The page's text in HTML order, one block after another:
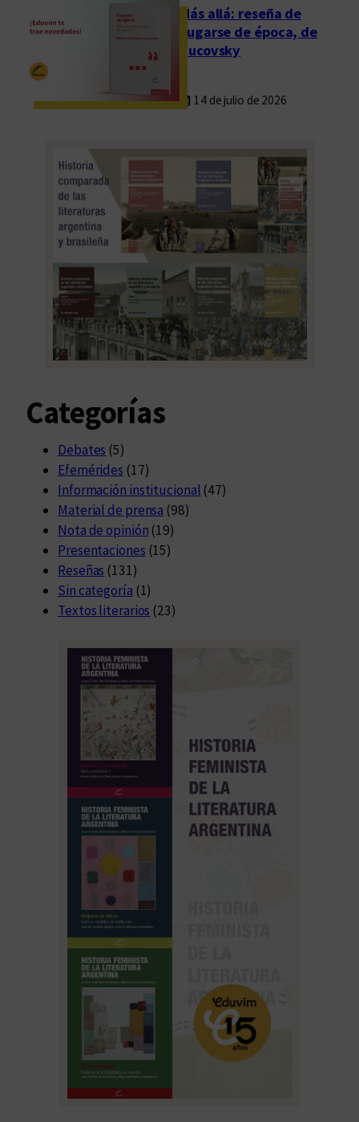
Más allá: reseña de
Fugarse de época, de
Rucovsky
14 de julio de 2026
Categorías
Debates (5)
Efemérides (17)
Información institucional (47)
Material de prensa (98)
Nota de opinión (19)
Presentaciones (15)
Reseñas (131)
Sin categoría (1)
Textos literarios (23)